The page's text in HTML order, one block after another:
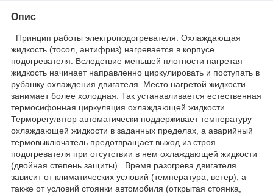
Опис
Принцип работы электроподогревателя: Охлаждающая
жидкость (тосол, антифриз) нагревается в корпусе
подогревателя. Вследствие меньшей плотности нагретая
жидкость начинает направленно циркулировать и поступать в
рубашку охлаждения двигателя. Место нагретой жидкости
занимает более холодная. Так устанавливается естественная
термосифонная циркуляция охлаждающей жидкости.
Терморегулятор автоматически поддерживает температуру
охлаждающей жидкости в заданных пределах, а аварийный
термовыключатель предотвращает выход из строя
подогревателя при отсутствии в нем охлаждающей жидкости
(двойная степень защиты) . Время разогрева двигателя
зависит от климатических условий (температура, ветер), а
также от условий стоянки автомобиля (открытая стоянка,